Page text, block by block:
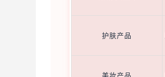
护肤产品
美妆产品